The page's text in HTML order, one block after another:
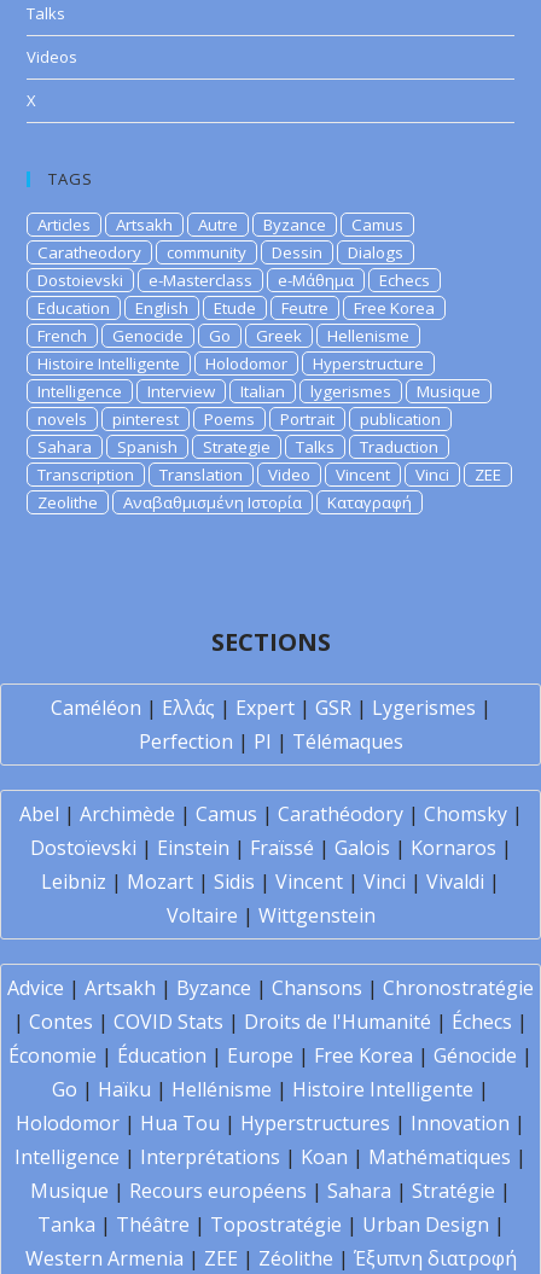
Talks
Videos
X
TAGS
Articles Artsakh Autre Byzance
Camus
Caratheodory
community Dessin
Dialogs
Dostoievski
e-Masterclass e-Μάθημα
Echecs
Education
English Etude Feutre
Free Korea
French
Genocide Go Greek
Hellenisme
Histoire Intelligente
Holodomor
Hyperstructure
Intelligence
Interview Italian lygerismes
Musique
novels
pinterest Poems Portrait
publication
Sahara
Spanish Strategie Talks
Traduction
Transcription
Translation Video Vincent Vinci
ZEE
Zeolithe
Αναβαθμισμένη Ιστορία Καταγραφή
SECTIONS
Caméléon | Ελλάς | Expert| GSR| Lygerismes |
Perfection | PI | Télémaques
Abel | Archimède | Camus | Carathéodory| Chomsky|
Dostoïevski | Einstein | Fraïssé | Galois | Kornaros |
Leibniz | Mozart | Sidis | Vincent | Vinci | Vivaldi |
Voltaire | Wittgenstein
Advice | Artsakh | Byzance | Chansons | Chronostratégie
| Contes | COVID Stats | Droits de l'Humanité | Échecs |
Économie | Éducation | Europe | Free Korea | Génocide |
Go | Haïku | Hellénisme | Histoire Intelligente |
Holodomor | Hua Tou | Hyperstructures | Innovation |
Intelligence | Interprétations | Koan | Mathématiques |
Musique | Recours européens | Sahara | Stratégie |
Tanka | Théâtre | Topostratégie | Urban Design |
Western Armenia | ZEE | Zéolithe | Έξυπνη διατροφή